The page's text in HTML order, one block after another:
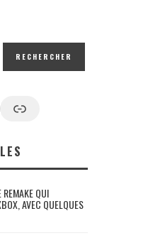
RECHERCHER
Google News
QUI
AVEC QUELQUES